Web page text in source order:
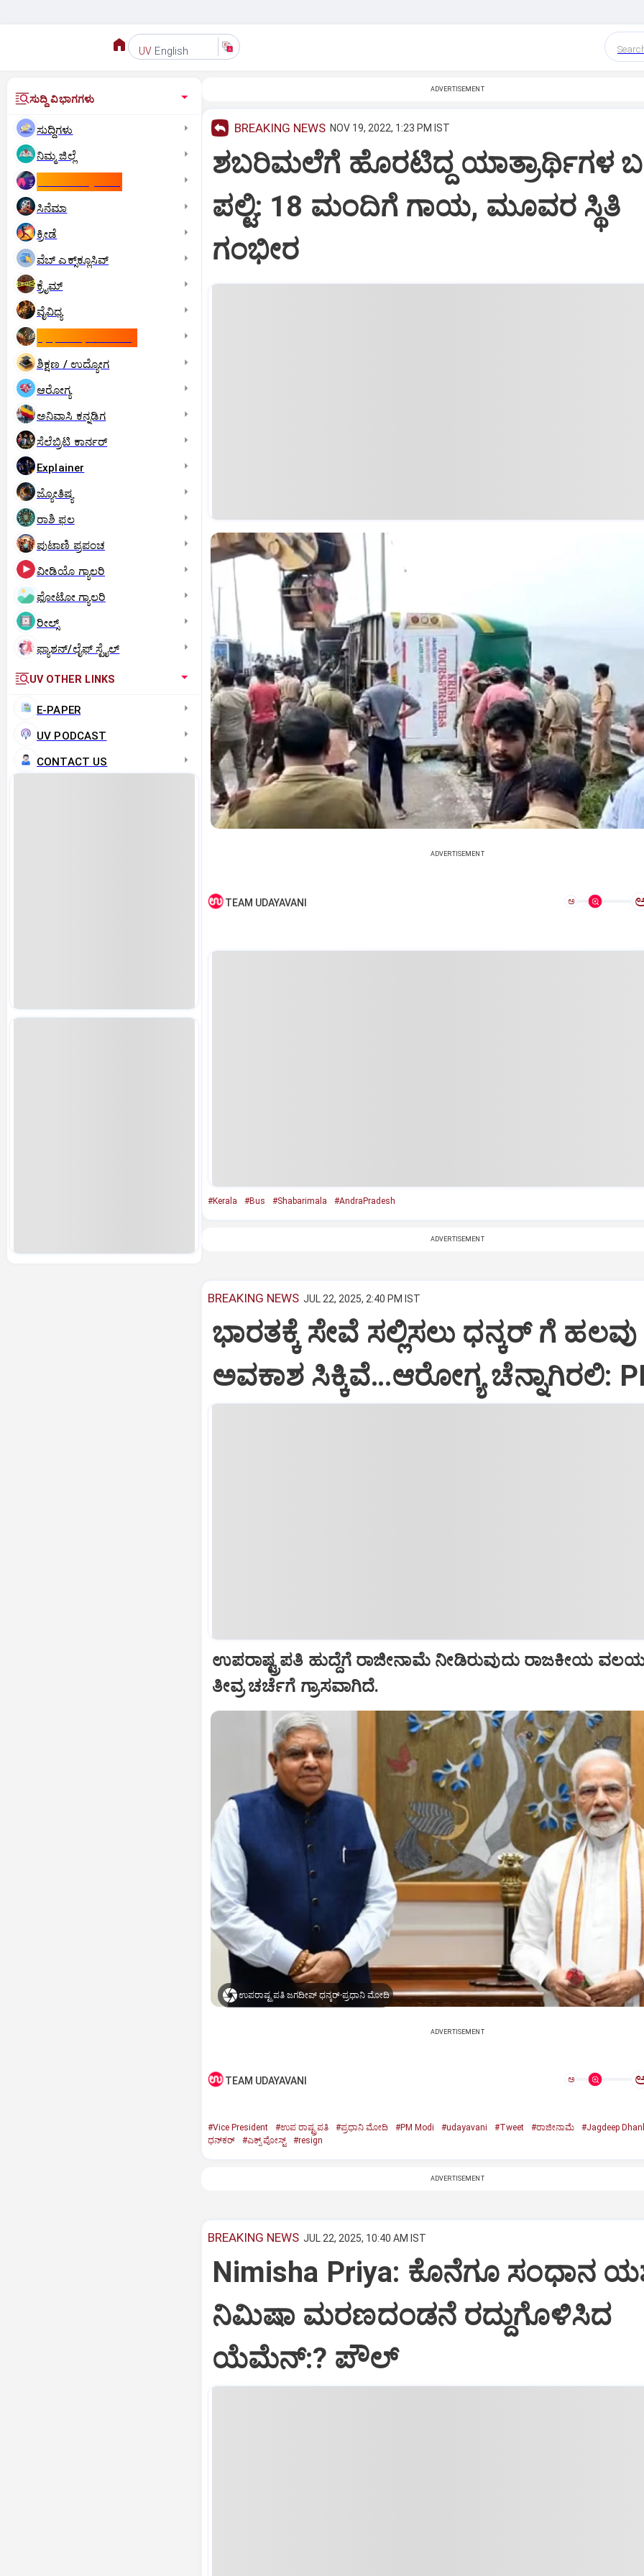
UV English
ಸುದ್ದಿ ವಿಭಾಗಗಳು
ಸುದ್ದಿಗಳು
ನಿಮ್ಮ ಜಿಲ್ಲೆ
ಸಿನೆಮಾ
ಕ್ರೀಡೆ
ವೆಬ್ ಎಕ್ಸ್‌ಕ್ಲೂಸಿವ್
ಕ್ರೈಮ್
ವೈವಿಧ್ಯ
ಶಿಕ್ಷಣ / ಉದ್ಯೋಗ
ಆರೋಗ್ಯ
ಅನಿವಾಸಿ ಕನ್ನಡಿಗ
ಸೆಲೆಬ್ರಿಟಿ ಕಾರ್ನರ್‌
Explainer
ಜ್ಯೋತಿಷ್ಯ
ರಾಶಿ ಫಲ
ಪುಟಾಣಿ ಪ್ರಪಂಚ
ವೀಡಿಯೊ ಗ್ಯಾಲರಿ
ಫೋಟೋ ಗ್ಯಾಲರಿ
ರೀಲ್ಸ್
ಫ್ಯಾಶನ್/ಲೈಫ್‌ ಸ್ಟೈಲ್
UV OTHER LINKS
E-PAPER
UV PODCAST
CONTACT US
ADVERTISEMENT
BREAKING NEWS NOV 19, 2022, 1:23 PM IST
ಶಬರಿಮಲೆಗೆ ಹೊರಟಿದ್ದ ಯಾತ್ರಾರ್ಥಿಗಳ
ಪಲ್ಟಿ: 18 ಮಂದಿಗೆ ಗಾಯ, ಮೂವರ ಸ್ಥಿತಿ
ಗಂಭೀರ
ADVERTISEMENT
TEAM UDAYAVANI ಅ
#Kerala #Bus #Shabarimala #AndraPradesh
ADVERTISEMENT
BREAKING NEWS JUL 22, 2025, 2:40 PM IST
ಭಾರತಕ್ಕೆ ಸೇವೆ ಸಲ್ಲಿಸಲು ಧನ್ಕರ್‌ ಗೆ ಹಲವು
ಅವಕಾಶ ಸಿಕ್ಕಿವೆ…ಆರೋಗ್ಯ ಚೆನ್ನಾಗಿರಲಿ:
ಉಪರಾಷ್ಟ್ರಪತಿ ಹುದ್ದೆಗೆ ರಾಜೀನಾಮೆ ನೀಡಿರುವುದು ರಾಜಕೀಯ
ತೀವ್ರ ಚರ್ಚೆಗೆ ಗ್ರಾಸವಾಗಿದೆ.
ಉಪರಾಷ್ಟ್ರಪತಿ ಜಗದೀಪ್‌ ಧನ್ಕರ್-ಪ್ರಧಾನಿ ಮೋದಿ
ADVERTISEMENT
TEAM UDAYAVANI ಅ
#Vice President #ಉಪ ರಾಷ್ಟ್ರಪತಿ #ಪ್ರಧಾನಿ ಮೋದಿ #PM Modi #udayavani #Tweet #ರಾಜೀನಾಮೆ
#Jagdeep
ಧನ್‌ಕರ್‌
#ಎಕ್ಸ್‌ ಪೋಸ್ಟ್ #resign
ADVERTISEMENT
BREAKING NEWS JUL 22, 2025, 10:40 AM IST
Nimisha Priya: ಕೊನೆಗೂ ಸಂಧಾನ
ನಿಮಿಷಾ ಮರಣದಂಡನೆ ರದ್ದುಗೊಳಿಸಿದ
ಯೆಮೆನ್:? ಪೌಲ್